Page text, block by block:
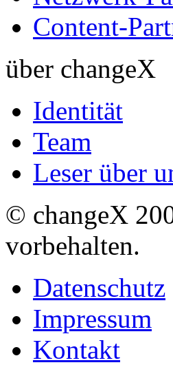
Content-
über changeX
Identität
Team
Leser über
© changeX
vorbehalten.
Datenschutz
Impressum
Kontakt